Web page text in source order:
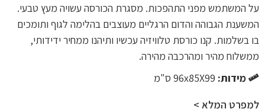
על המשתמש מפני התהפכות. מסגרת הכורסה עשויה מעץ טבעי.
המשענת הגבוהה והדום הרגליים מעוצבים בהלימה לגוף ותומכים
בו בשלמות. קנו כורסת טלוויזיה עכשיו ותיהנו ממחיר ידידותי,
ממשלוח מהיר ומהרכבה מהירה.
מידות: 96x85X99 ס"מ
למפרט המלא >